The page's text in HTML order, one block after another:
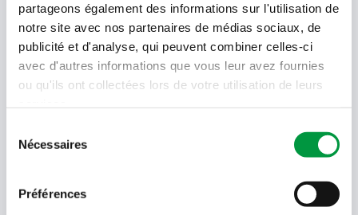
partageons également des informations sur l'utilisation de
notre site avec nos partenaires de médias sociaux, de
publicité et d'analyse, qui peuvent combiner celles-ci
avec d'autres informations que vous leur avez fournies
ou qu'ils ont collectées lors de votre utilisation de leurs
Nécessaires
Préférences
Offres, recettes, promotions et offres exclusives en
avant-première ! Recevez-les dans votre boîte de
réception !
Votre
email
- Sélectionner -